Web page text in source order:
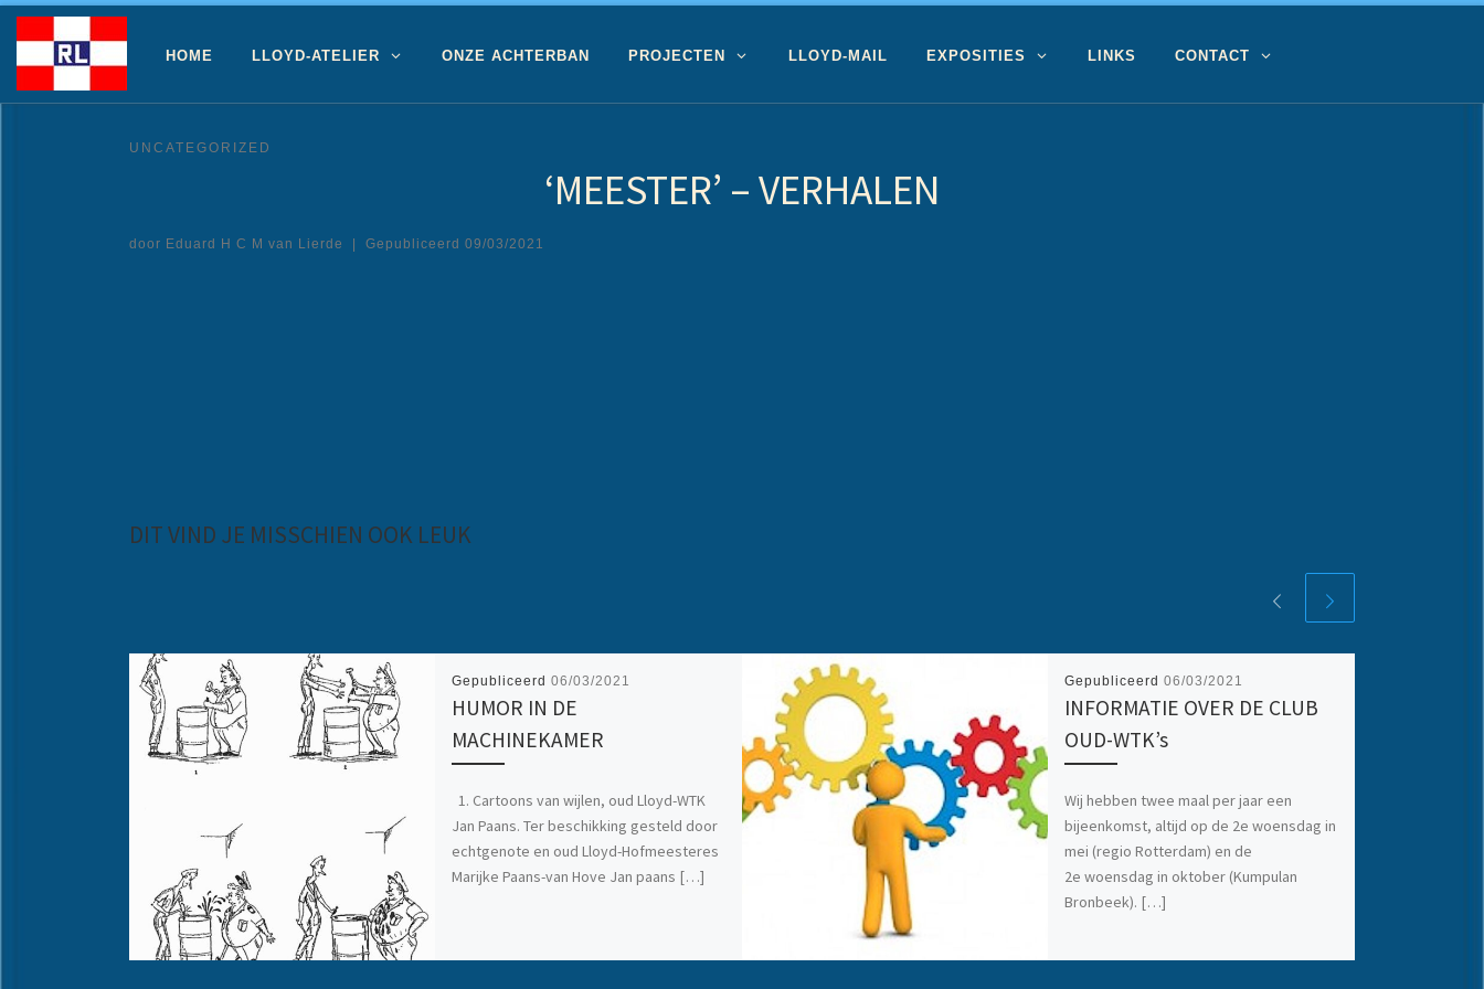
Ga naar inhoud
HOME LLOYD-ATELIER ONZE ACHTERBAN PROJECTEN LLOYD-MAIL EXPOSITIES LINKS CONTACT
UNCATEGORIZED
‘MEESTER’ – VERHALEN
door Eduard H C M van Lierde Gepubliceerd 09/03/2021
DIT VIND JE MISSCHIEN OOK LEUK
Gepubliceerd 06/03/2021
HUMOR IN DE
MACHINEKAMER
1. Cartoons van wijlen, oud Lloyd-WTK
Jan Paans. Ter beschikking gesteld door
echtgenote en oud Lloyd-Hofmeesteres
Marijke Paans-van Hove Jan paans […]
Gepubliceerd 06/03/2021
INFORMATIE OVER DE CLUB
OUD-WTK’s
Wij hebben twee maal per jaar een
bijeenkomst, altijd op de 2e woensdag in
mei (regio Rotterdam) en de
2e woensdag in oktober (Kumpulan
Bronbeek). […]